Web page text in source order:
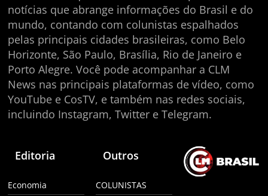
notícias que abrange informações do Brasil e do
mundo, contando com colunistas espalhados
pelas principais cidades brasileiras, como Belo
Horizonte, São Paulo, Brasília, Rio de Janeiro e
Porto Alegre. Você pode acompanhar a CLM
News nas principais plataformas de vídeo, como
YouTube e CosTV, e também nas redes sociais,
incluindo Instagram, Twitter e Telegram.
Editoria
Economia
Outros
COLUNISTAS